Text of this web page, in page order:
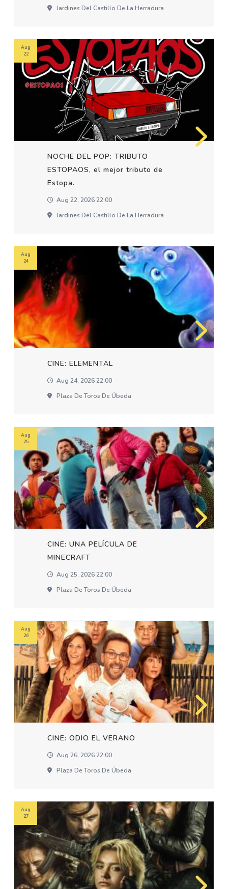
Jardines Del Castillo De La Herradura
NOCHE DEL POP: TRIBUTO
ESTOPAOS, el mejor tributo de
Estopa.
Aug 22, 2026 22:00
Jardines Del Castillo De La Herradura
Aug
22
CINE: ELEMENTAL
Aug 24, 2026 22:00
Plaza De Toros De Úbeda
Aug
24
CINE: UNA PELÍCULA DE
MINECRAFT
Aug 25, 2026 22:00
Plaza De Toros De Úbeda
Aug
25
CINE: ODIO EL VERANO
Aug 26, 2026 22:00
Plaza De Toros De Úbeda
Aug
26
Aug
27